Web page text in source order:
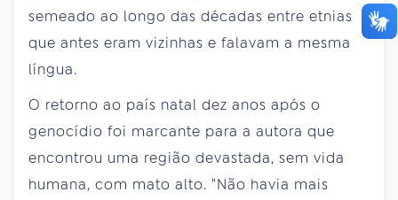
semeado ao longo das décadas entre etnias
que antes eram vizinhas e falavam a mesma
língua.
O retorno ao país natal dez anos após o
genocídio foi marcante para a autora que
encontrou uma região devastada, sem vida
humana, com mato alto. "Não havia mais